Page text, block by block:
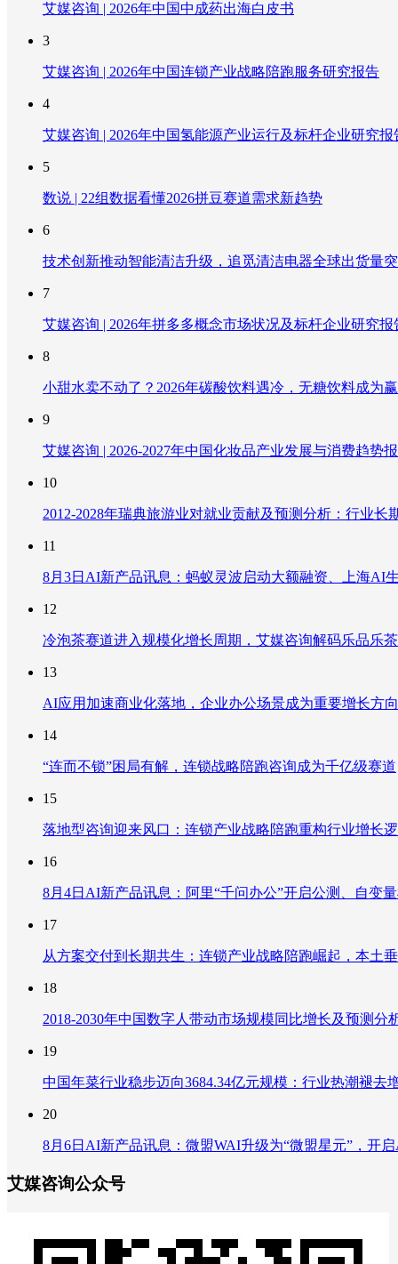
艾媒咨询 | 2026年中国中成药出海白皮书
3
艾媒咨询 | 2026年中国连锁产业战略陪跑服务研究报告
4
艾媒咨询 | 2026年中国氢能源产业运行及标杆企业研究报
5
数说 | 22组数据看懂2026拼豆赛道需求新趋势
6
技术创新推动智能清洁升级，追觅清洁电器全球出货量
7
艾媒咨询 | 2026年拼多多概念市场状况及标杆企业研究报
8
小甜水卖不动了？2026年碳酸饮料遇冷，无糖饮料成为
9
艾媒咨询 | 2026-2027年中国化妆品产业发展与消费趋势
10
2012-2028年瑞典旅游业对就业贡献及预测分析：行业
11
8月3日AI新产品讯息：蚂蚁灵波启动大额融资、上海AI
12
冷泡茶赛道进入规模化增长周期，艾媒咨询解码乐品乐
13
AI应用加速商业化落地，企业办公场景成为重要增长方向
14
“连而不锁”困局有解，连锁战略陪跑咨询成为千亿级赛道
15
落地型咨询迎来风口：连锁产业战略陪跑重构行业增
16
8月4日AI新产品讯息：阿里“千问办公”开启公测、自变
17
从方案交付到长期共生：连锁产业战略陪跑崛起，本土
18
2018-2030年中国数字人带动市场规模同比增长及预测
19
中国年菜行业稳步迈向3684.34亿元规模：行业热潮褪
20
8月6日AI新产品讯息：微盟WAI升级为“微盟星元”，开
艾媒咨询公众号